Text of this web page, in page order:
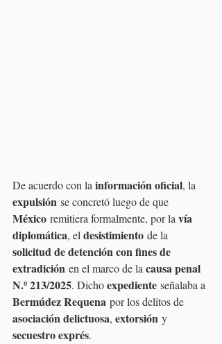
De acuerdo con la información oficial, la
expulsión se concretó luego de que
México remitiera formalmente, por la vía
diplomática, el desistimiento de la
solicitud de detención con fines de
extradición en el marco de la causa penal
N.º 213/2025. Dicho expediente señalaba a
Bermúdez Requena por los delitos de
asociación delictuosa, extorsión y
secuestro exprés.